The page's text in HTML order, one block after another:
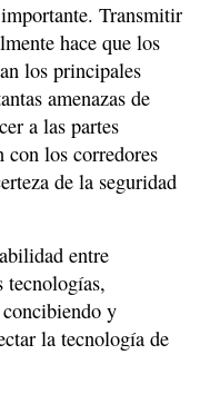
Transmitir
hace que los
los principales
amenazas de
a las partes
con los corredores
de la seguridad
entre
tecnologías,
concibiendo y
la tecnología de